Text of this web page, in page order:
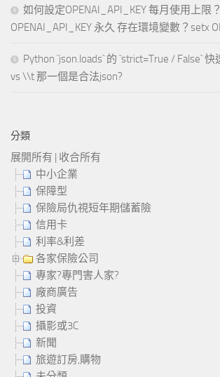
如何設定OPENAI_API_KEY 每月使用上限
OPENAI_API_KEY 永久 存在環境變數？setx
Python `json.loads` 的 `strict=True / False`
vs \\t 那一個是合法json?
分類
展開所有 | 收合所有
中小企業
保障型
保險局仇視短年期儲蓄險
信用卡
利率&利差
各家保險公司
專家?專門害人家?
廠商廣告
投資
攝影或3C
新聞
旅遊訂房,購物